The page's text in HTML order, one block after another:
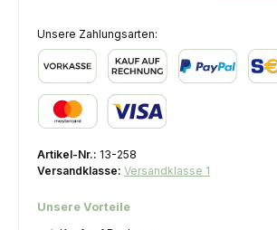
Unsere Zahlungsarten:
Artikel-Nr.: 13-258
Versandklasse: Versandklasse 1
Unsere Vorteile